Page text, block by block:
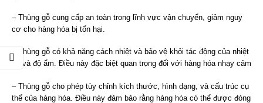
– Thùng gỗ cung cấp an toàn trong lĩnh vực vận chuyển, giảm nguy
cơ cho hàng hóa bị tổn hại.
– Thùng gỗ có khả năng cách nhiệt và bảo vệ khỏi tác động của nhiệt
độ và độ ẩm. Điều này đặc biệt quan trọng đối với hàng hóa nhạy cảm
– Thùng gỗ cho phép tùy chỉnh kích thước, hình dạng, và cấu trúc cụ
thể của hàng hóa. Điều này đảm bảo rằng hàng hóa có thể được đóng